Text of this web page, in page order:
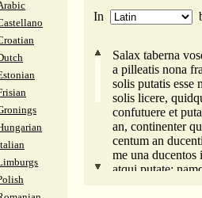
vous faites
n'êtes que des
dont tout le
que tu frottes
In
Salax taberna
a pilleatis nona
solis putatis esse
solis licere,
confutuere et
an, continenter
centum an
me una ducentos
atqui putate: